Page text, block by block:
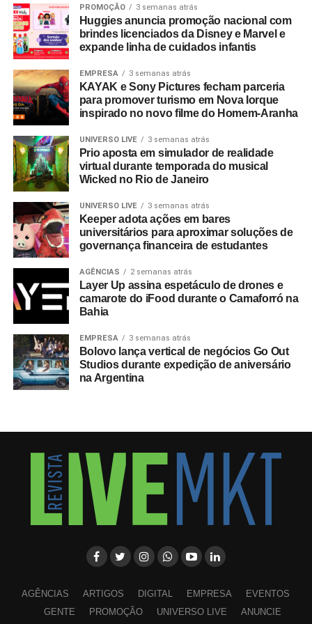
PROMOÇÃO 3 semanas atrás
Huggies anuncia promoção nacional com
brindes licenciados da Disney e Marvel e
expande linha de cuidados infantis
EMPRESA 3 semanas atrás
KAYAK e Sony Pictures fecham parceria
para promover turismo em Nova Iorque
inspirado no novo filme do Homem-Aranha
UNIVERSO LIVE 3 semanas atrás
Prio aposta em simulador de realidade
virtual durante temporada do musical
Wicked no Rio de Janeiro
UNIVERSO LIVE 3 semanas atrás
Keeper adota ações em bares
universitários para aproximar soluções de
governança financeira de estudantes
AGÊNCIAS 2 semanas atrás
Layer Up assina espetáculo de drones e
camarote do iFood durante o Camaforró na
Bahia
EMPRESA 3 semanas atrás
Bolovo lança vertical de negócios Go Out
Studios durante expedição de aniversário
na Argentina
AGÊNCIAS ARTIGOS DIGITAL EMPRESA
EVENTOS
GENTE
PROMOÇÃO UNIVERSO LIVE ANUNCIE